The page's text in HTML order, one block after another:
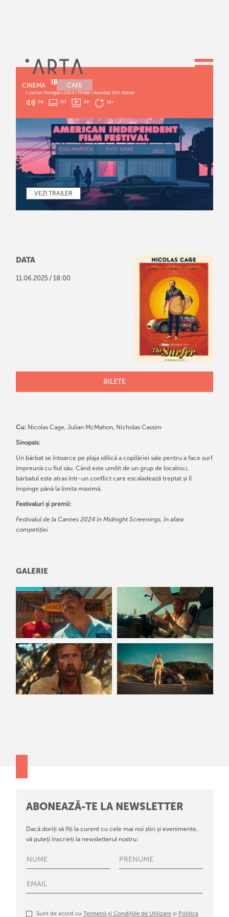
CINEMA CAFE
THE SURFER
r: Lorcan Finnegan | 2024 | Thriller | Australia, SUA, Irlanda
EN
RO 99' 16+
VEZI TRAILER
DATA
11 .06.2025 / 18:00
BILETE
Cu: Nicolas Cage, Julian McMahon, Nicholas Cassim
Sinopsis:
Un bărbat se întoarce pe plaja idilică a copilăriei sale pentru a face surf
împreună cu fiul său. Când este umilit de un grup de localnici,
bărbatul este atras într-un conflict care escaladează treptat și îl
împinge până la limita maximă.
Festivaluri și premii:
Festivalul de la Cannes 2024 în Midnight Screenings, în afara
competiției
GALERIE
ABONEAZĂ-TE LA NEWSLETTER
Dacă doriți să fiți la curent cu cele mai noi știri și evenimente,
vă puteți înscrieți la newsletterul nostru:
Sunt de acord cu Termenii și Condițiile de Utilizareși Politica